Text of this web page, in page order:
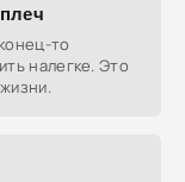
то
налегке. Это